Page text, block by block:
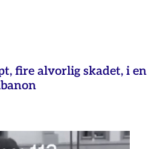
fire alvorlig skadet, i en